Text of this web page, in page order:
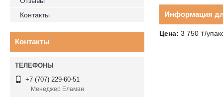
Информация
Цена: 3 750 ₸/
Контакты
Контакты
+7 (707) 229-60-51
Менеджер Еламан